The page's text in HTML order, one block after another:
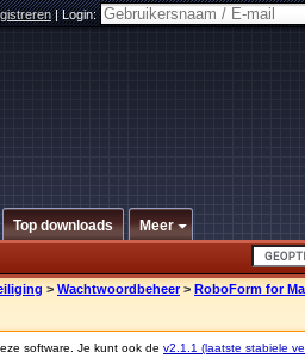
|Login:
Top downloads Meer
> Wachtwoordbeheer > RoboForm for
software. Je kunt ook de v2.1.1 (laatste stabiele